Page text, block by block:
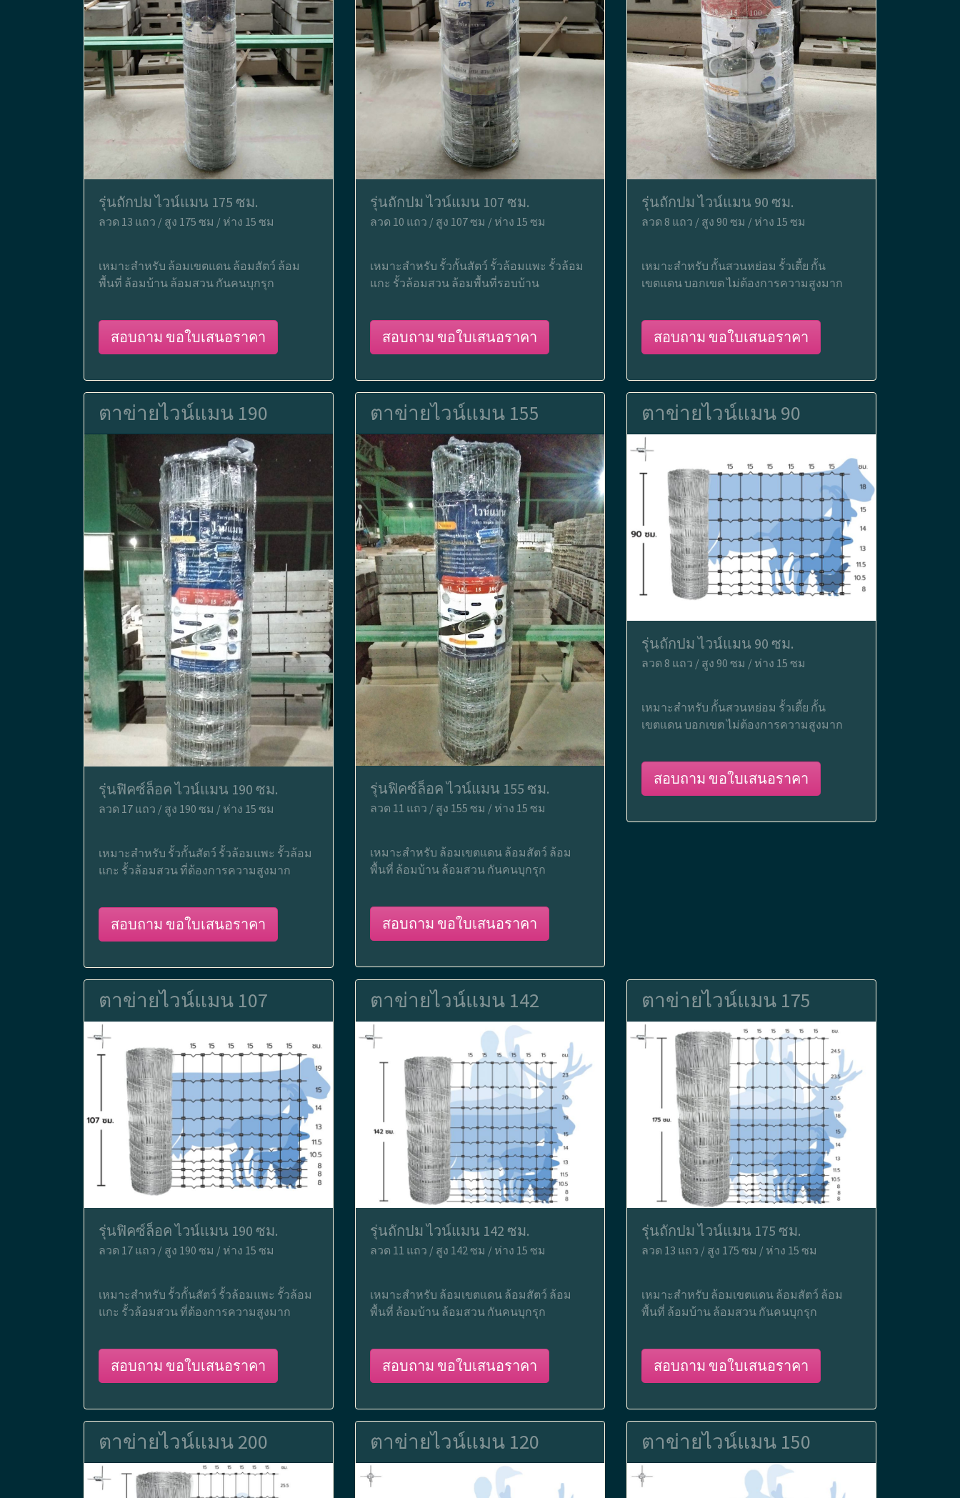
รุ่นถักปม ไวน์แมน 175 ซม.
ลวด 13 แถว / สูง 175 ซม / ห่าง 15 ซม
เหมาะสำหรับ ล้อมเขตแดน ล้อมสัตว์ ล้อม
พื้นที่ ล้อมบ้าน ล้อมสวน กันคนบุกรุก
สอบถาม ขอใบเสนอราคา
รุ่นถักปม ไวน์แมน 107 ซม.
ลวด 10 แถว / สูง 107 ซม / ห่าง 15 ซม
เหมาะสำหรับ รั้วกั้นสัตว์ รั้วล้อมแพะ รั้วล้อม
แกะ รั้วล้อมสวน ล้อมพื้นที่รอบบ้าน
สอบถาม ขอใบเสนอราคา
รุ่นถักปม ไวน์แมน 90 ซม.
ลวด 8 แถว / สูง 90 ซม / ห่าง 15 ซม
เหมาะสำหรับ กั้นสวนหย่อม รั้วเตี้ย กั้น
เขตแดน บอกเขต ไม่ต้องการความสูงมาก
สอบถาม ขอใบเสนอราคา
ตาข่ายไวน์แมน 190
รุ่นฟิคซ์ล็อค ไวน์แมน 190 ซม.
ลวด 17 แถว / สูง 190 ซม / ห่าง 15 ซม
เหมาะสำหรับ รั้วกั้นสัตว์ รั้วล้อมแพะ รั้วล้อม
แกะ รั้วล้อมสวน ที่ต้องการความสูงมาก
สอบถาม ขอใบเสนอราคา
ตาข่ายไวน์แมน 155
รุ่นฟิคซ์ล็อค ไวน์แมน 155 ซม.
ลวด 11 แถว / สูง 155 ซม / ห่าง 15 ซม
เหมาะสำหรับ ล้อมเขตแดน ล้อมสัตว์ ล้อม
พื้นที่ ล้อมบ้าน ล้อมสวน กันคนบุกรุก
สอบถาม ขอใบเสนอราคา
ตาข่ายไวน์แมน 90
รุ่นถักปม ไวน์แมน 90 ซม.
ลวด 8 แถว / สูง 90 ซม / ห่าง 15 ซม
เหมาะสำหรับ กั้นสวนหย่อม รั้วเตี้ย กั้น
เขตแดน บอกเขต ไม่ต้องการความสูงมาก
สอบถาม ขอใบเสนอราคา
ตาข่ายไวน์แมน 107
รุ่นฟิคซ์ล็อค ไวน์แมน 190 ซม.
ลวด 17 แถว / สูง 190 ซม / ห่าง 15 ซม
เหมาะสำหรับ รั้วกั้นสัตว์ รั้วล้อมแพะ รั้วล้อม
แกะ รั้วล้อมสวน ที่ต้องการความสูงมาก
สอบถาม ขอใบเสนอราคา
ตาข่ายไวน์แมน 142
รุ่นถักปม ไวน์แมน 142 ซม.
ลวด 11 แถว / สูง 142 ซม / ห่าง 15 ซม
เหมาะสำหรับ ล้อมเขตแดน ล้อมสัตว์ ล้อม
พื้นที่ ล้อมบ้าน ล้อมสวน กันคนบุกรุก
สอบถาม ขอใบเสนอราคา
ตาข่ายไวน์แมน 175
รุ่นถักปม ไวน์แมน 175 ซม.
ลวด 13 แถว / สูง 175 ซม / ห่าง 15 ซม
เหมาะสำหรับ ล้อมเขตแดน ล้อมสัตว์ ล้อม
พื้นที่ ล้อมบ้าน ล้อมสวน กันคนบุกรุก
สอบถาม ขอใบเสนอราคา
ตาข่ายไวน์แมน 200 ตาข่ายไวน์แมน 120 ตาข่ายไวน์แมน 150